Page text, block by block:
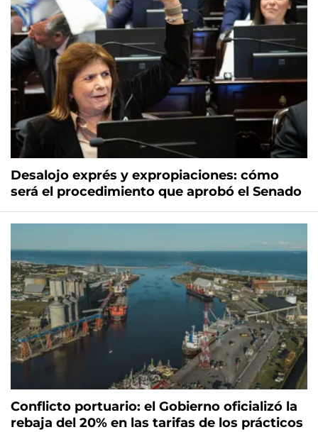
Desalojo exprés y expropiaciones: cómo
será el procedimiento que aprobó el Senado
Conflicto portuario: el Gobierno oficializó la
rebaja del 20% en las tarifas de los prácticos